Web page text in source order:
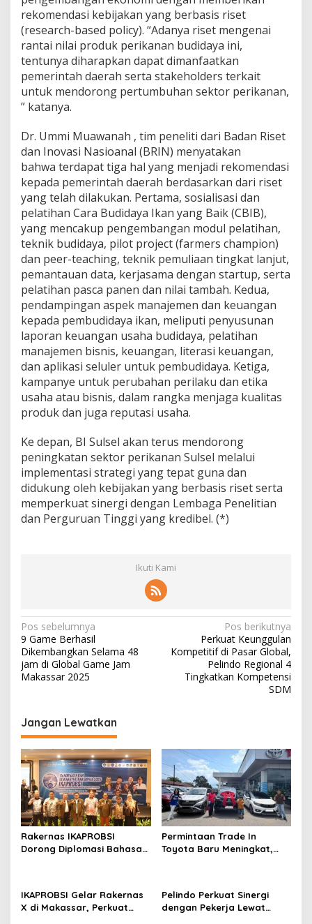
rekomendasi kebijakan yang berbasis riset
(research-based policy). “Adanya riset mengenai
rantai nilai produk perikanan budidaya ini,
tentunya diharapkan dapat dimanfaatkan
pemerintah daerah serta stakeholders terkait
untuk mendorong pertumbuhan sektor perikanan,
” katanya.
Dr. Ummi Muawanah , tim peneliti dari Badan Riset
dan Inovasi Nasioanal (BRIN) menyatakan
bahwa terdapat tiga hal yang menjadi rekomendasi
kepada pemerintah daerah berdasarkan dari riset
yang telah dilakukan. Pertama, sosialisasi dan
pelatihan Cara Budidaya Ikan yang Baik (CBIB),
yang mencakup pengembangan modul pelatihan,
teknik budidaya, pilot project (farmers champion)
dan peer-teaching, teknik pemuliaan tingkat lanjut,
pemantauan data, kerjasama dengan startup, serta
pelatihan pasca panen dan nilai tambah. Kedua,
pendampingan aspek manajemen dan keuangan
kepada pembudidaya ikan, meliputi penyusunan
laporan keuangan usaha budidaya, pelatihan
manajemen bisnis, keuangan, literasi keuangan,
dan aplikasi seluler untuk pembudidaya. Ketiga,
kampanye untuk perubahan perilaku dan etika
usaha atau bisnis, dalam rangka menjaga kualitas
produk dan juga reputasi usaha.
Ke depan, BI Sulsel akan terus mendorong
peningkatan sektor perikanan Sulsel melalui
implementasi strategi yang tepat guna dan
didukung oleh kebijakan yang berbasis riset serta
memperkuat sinergi dengan Lembaga Penelitian
dan Perguruan Tinggi yang kredibel. (*)
Ikuti Kami
N
a
v
a
s
i
p
o
s
Pos sebelumnya
9 Game Berhasil
Dikembangkan Selama 48
jam di Global Game Jam
Makassar 2025
Pos berikutnya
Perkuat Keunggulan
Kompetitif di Pasar Global,
Pelindo Regional 4
Tingkatkan Kompetensi
SDM
Jangan Lewatkan
Rakernas IKAPROBSI
Dorong Diplomasi Bahasa
Permintaan Trade In
Toyota Baru Meningkat,
IKAPROBSI Gelar Rakernas
X di Makassar, Perkuat
Pelindo Perkuat Sinergi
dengan Pekerja Lewat